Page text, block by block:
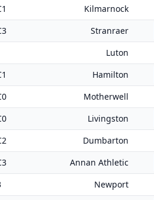
Kilmarnock
Stranraer
Luton
Hamilton
Motherwell
Livingston
Dumbarton
Annan Athletic
Newport